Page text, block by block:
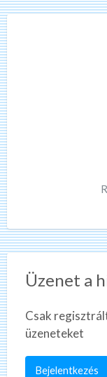
Üzenet a
Csak
üzeneteket
Bejelentkezés